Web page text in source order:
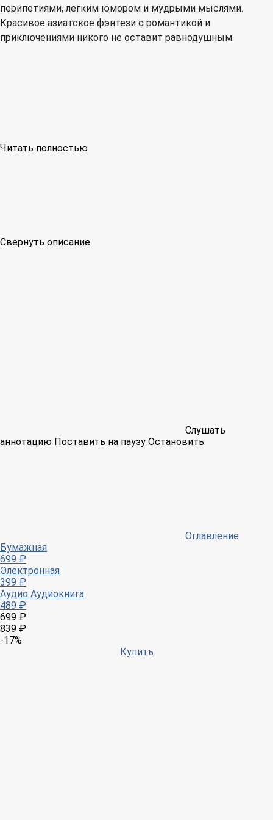
перипетиями, легким юмором и мудрыми мыслями.
Красивое азиатское фэнтези с романтикой и
приключениями никого не оставит равнодушным.
Читать полностью
Свернуть описание
Слушать
аннотацию Поставить на паузу Остановить
Оглавление
Бумажная
699 ₽
Электронная
399 ₽
Аудио Аудиокнига
489 ₽
699 ₽
839 ₽
-17%
Купить